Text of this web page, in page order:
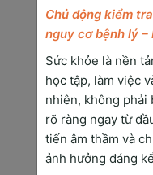
bầu sở hữu nhóm
nhóm máu thai
tán huyết, vàng da
hưởng đến các
Xét nghiệm miễn
Việc thực hiện xét
Chủ động kiểm
nguy cơ bệnh lý
Sức khỏe là nền
học tập, làm việc
nhiên, không phải
rõ ràng ngay từ
tiến âm thầm và
ảnh hưởng đáng